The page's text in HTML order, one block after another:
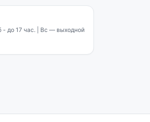
- до 17 час. | Вс — выходной